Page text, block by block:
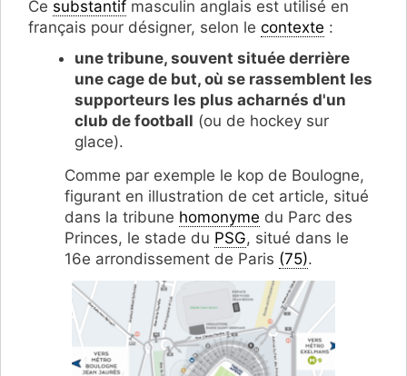
Ce substantif masculin anglais est utilisé en
français pour désigner, selon le contexte :
une tribune, souvent située derrière
une cage de but, où se rassemblent les
supporteurs les plus acharnés d'un
club de football (ou de hockey sur
glace).
Comme par exemple le kop de Boulogne,
figurant en illustration de cet article, situé
dans la tribune homonyme du Parc des
Princes, le stade du PSG, situé dans le
16e arrondissement de Paris (75).